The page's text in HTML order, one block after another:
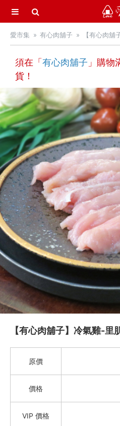
選單
首頁
愛市集商品館
中秋烤肉 / 生鮮
季節推薦 / 新品登場
活力早餐
營養補給站
吃零食
愛甜點
火腿．起司．歐陸食材
料理盛宴
水餃 / 麵食 / 湯圓 / 包子
滷味 / 香腸 / 下酒菜
熟食 / 小吃 / 鮑魚罐
喝湯吃火鍋
久原本家 茅乃舎
Green&Safe 火鍋高湯 / 火鍋
湯品鍋物
紐西蘭不老鮭 (國王鮭)
有心肉舖子
迴流海味 安心海鮮
小川漁屋
愛市集 有心肉舖子 【有心肉
須在「 有心肉舖子 」購物
貨！
【有心肉舖子】冷氣雞-
原價
價格
VIP 價格